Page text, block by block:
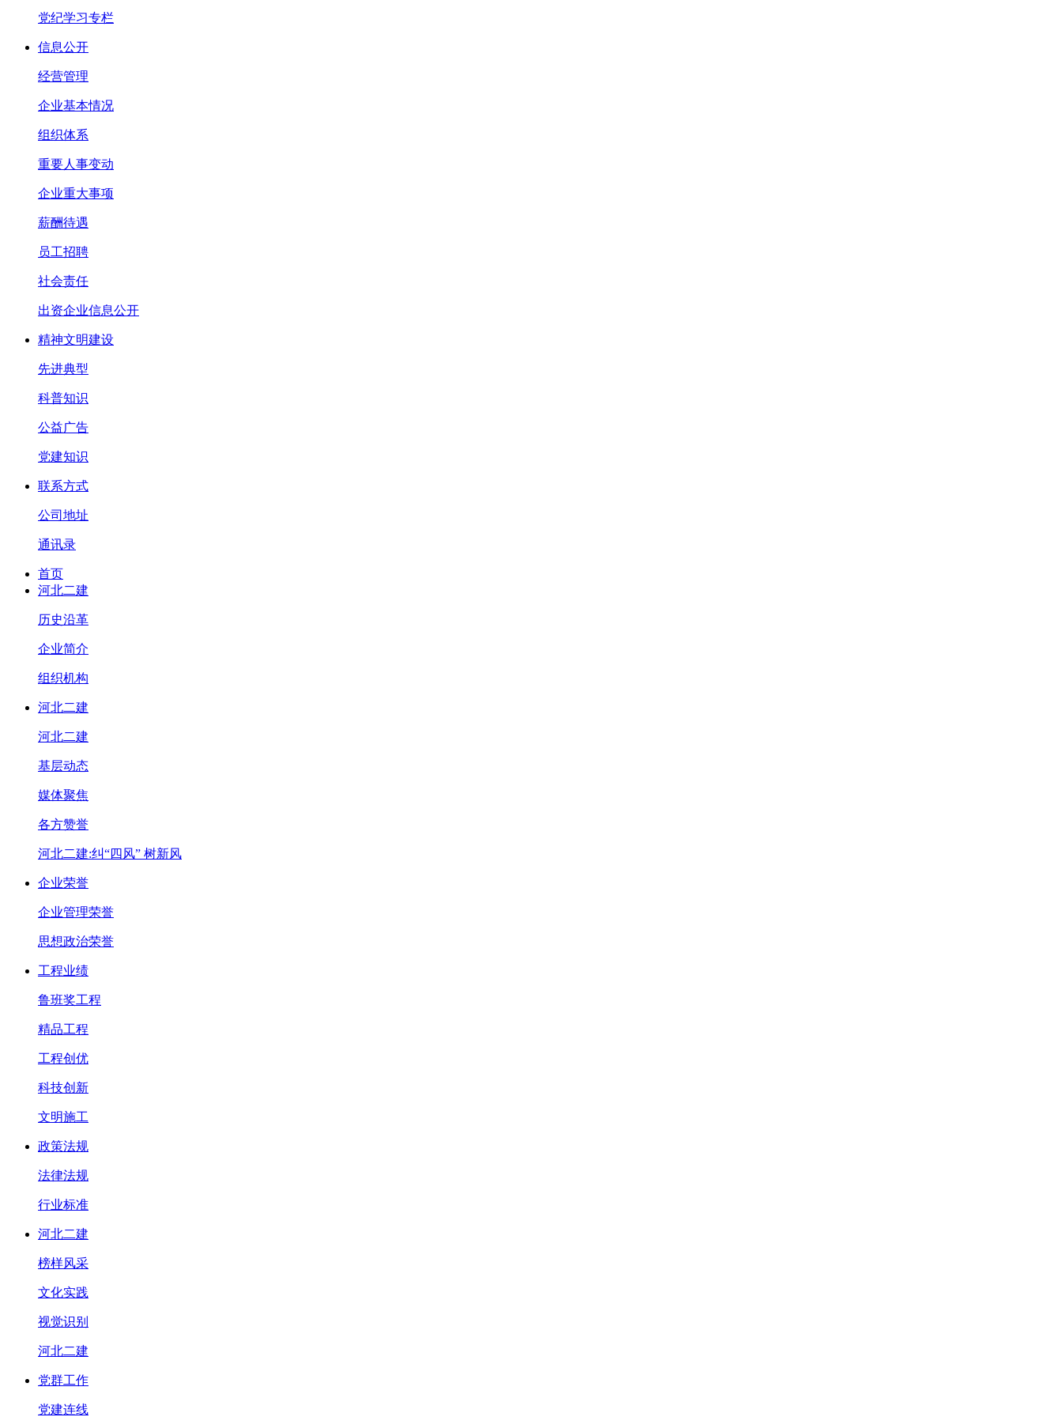
党纪学习专栏
信息公开
经营管理
企业基本情况
组织体系
重要人事变动
企业重大事项
薪酬待遇
员工招聘
社会责任
出资企业信息公开
精神文明建设
先进典型
科普知识
公益广告
党建知识
联系方式
公司地址
通讯录
首页
河北二建
历史沿革
企业简介
组织机构
河北二建
河北二建
基层动态
媒体聚焦
各方赞誉
河北二建:纠“四风” 树新风
企业荣誉
企业管理荣誉
思想政治荣誉
工程业绩
鲁班奖工程
精品工程
工程创优
科技创新
文明施工
政策法规
法律法规
行业标准
河北二建
榜样风采
文化实践
视觉识别
河北二建
党群工作
党建连线